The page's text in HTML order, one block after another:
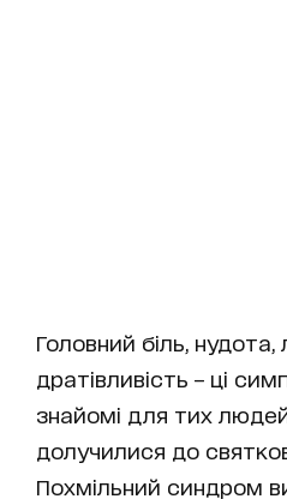
Головний біль, нудота,
дратівливість – ці
знайомі для тих
долучилися до
Похмільний синдром